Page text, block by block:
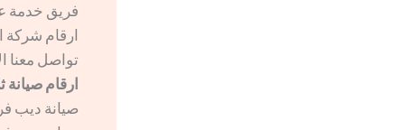
فريق خدمة
ارقام شركة
تواصل معنا الان
ارقام
صيانة ديب فريزر